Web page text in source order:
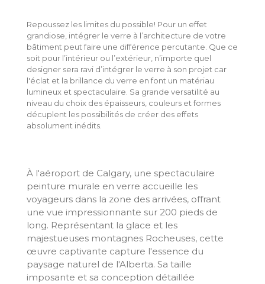
Repoussez les limites du possible! Pour un effet
grandiose, intégrer le verre à l’architecture de votre
bâtiment peut faire une différence percutante. Que ce
soit pour l’intérieur ou l’extérieur, n’importe quel
designer sera ravi d’intégrer le verre à son projet car
l'éclat et la brillance du verre en font un matériau
lumineux et spectaculaire. Sa grande versatilité au
niveau du choix des épaisseurs, couleurs et formes
décuplent les possibilités de créer des effets
absolument inédits.
À l'aéroport de Calgary, une spectaculaire
peinture murale en verre accueille les
voyageurs dans la zone des arrivées, offrant
une vue impressionnante sur 200 pieds de
long. Représentant la glace et les
majestueuses montagnes Rocheuses, cette
œuvre captivante capture l'essence du
paysage naturel de l'Alberta. Sa taille
imposante et sa conception détaillée